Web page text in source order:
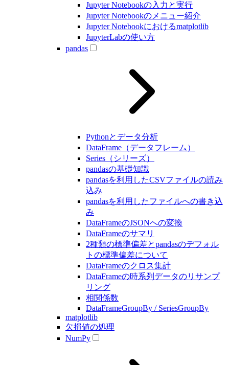
Jupyter Notebookの入力と実行
Jupyter Notebookのメニュー紹介
Jupyter Notebookにおけるmatplotlib
JupyterLabの使い方
pandas
Pythonとデータ分析
DataFrame（データフレーム）
Series（シリーズ）
pandasの基礎知識
pandasを利用したCSVファイルの読み
込み
pandasを利用したファイルへの書き込
み
DataFrameのJSONへの変換
DataFrameのサマリ
2種類の標準偏差とpandasのデフォル
トの標準偏差について
DataFrameのクロス集計
DataFrameの時系列データのリサンプ
リング
相関係数
DataFrameGroupBy / SeriesGroupBy
matplotlib
欠損値の処理
NumPy